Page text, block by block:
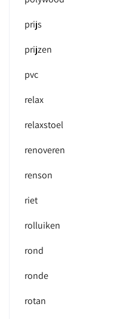
prijs
prijzen
pvc
relax
relaxstoel
renoveren
renson
riet
rolluiken
rond
ronde
rotan